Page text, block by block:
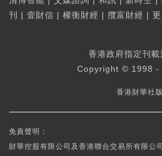
刊
| 壹財信 | 權衡財經 | 攬富財經 |
香港政府指定刊
Copyright © 1998 -
香港財華社
免責聲明：
財華控股有限公司及香港聯合交易所有限公